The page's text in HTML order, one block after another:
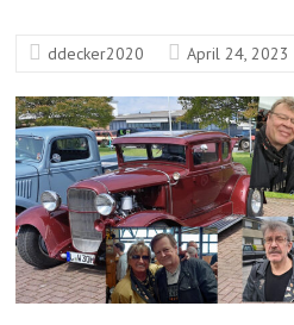
▲
ddecker2020 April 24, 2023